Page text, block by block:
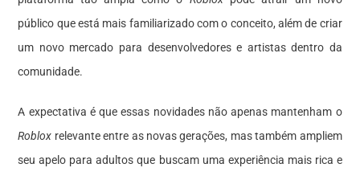
público que está mais familiarizado com o conceito, além de criar
um novo mercado para desenvolvedores e artistas dentro da
comunidade.
A expectativa é que essas novidades não apenas mantenham o
Roblox relevante entre as novas gerações, mas também ampliem
seu apelo para adultos que buscam uma experiência mais rica e